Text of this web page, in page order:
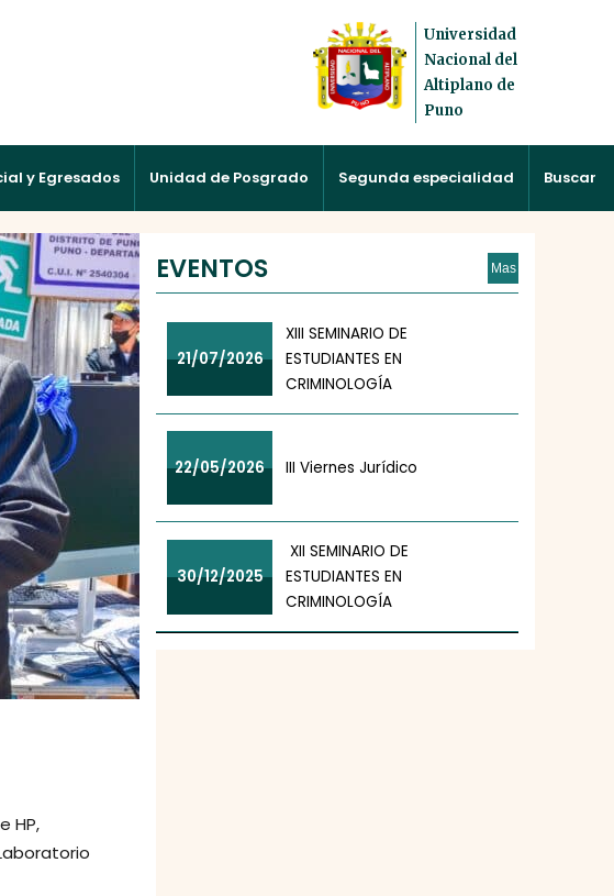
Universidad
Nacional del
Altiplano de
Puno
y Egresados Unidad de Posgrado Segunda especialidad Buscar
HP,
EVENTOS Mas
21/07/2026
XIII SEMINARIO DE
ESTUDIANTES EN
CRIMINOLOGÍA
22/05/2026 III Viernes Jurídico
30/12/2025
XII SEMINARIO DE
ESTUDIANTES EN
CRIMINOLOGÍA